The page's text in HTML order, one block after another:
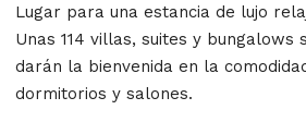
Lugar para una estancia de lujo
Unas 114 villas, suites y bungalows
darán la bienvenida en la
dormitorios y salones.